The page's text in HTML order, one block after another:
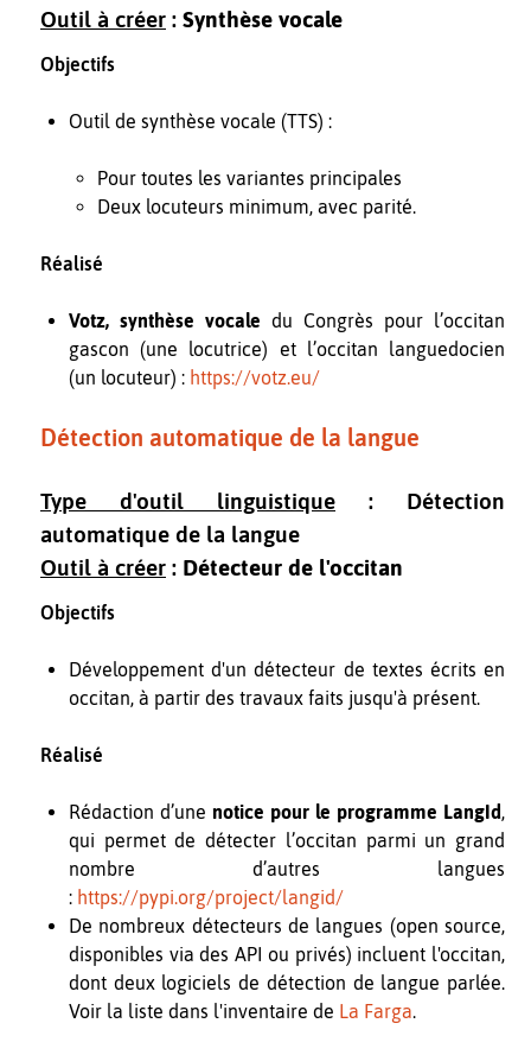
Outil à créer : Synthèse vocale
Objectifs
Outil de synthèse vocale (TTS) :
Pour toutes les variantes principales
Deux locuteurs minimum, avec parité.
Réalisé
Votz, synthèse vocale du Congrès pour l’occitan
gascon (une locutrice) et l’occitan languedocien
(un locuteur) : https://votz.eu/
Détection automatique de la langue
Type d'outil linguistique : Détection
automatique de la langue
Outil à créer : Détecteur de l'occitan
Objectifs
Développement d'un détecteur de textes écrits en
occitan, à partir des travaux faits jusqu'à présent.
Réalisé
Rédaction d’une notice pour le programme LangId,
qui permet de détecter l’occitan parmi un grand
nombre d’autres langues
: https://pypi.org/project/langid/
De nombreux détecteurs de langues (open source,
disponibles via des API ou privés) incluent l'occitan,
dont deux logiciels de détection de langue parlée.
Voir la liste dans l'inventaire de La Farga.